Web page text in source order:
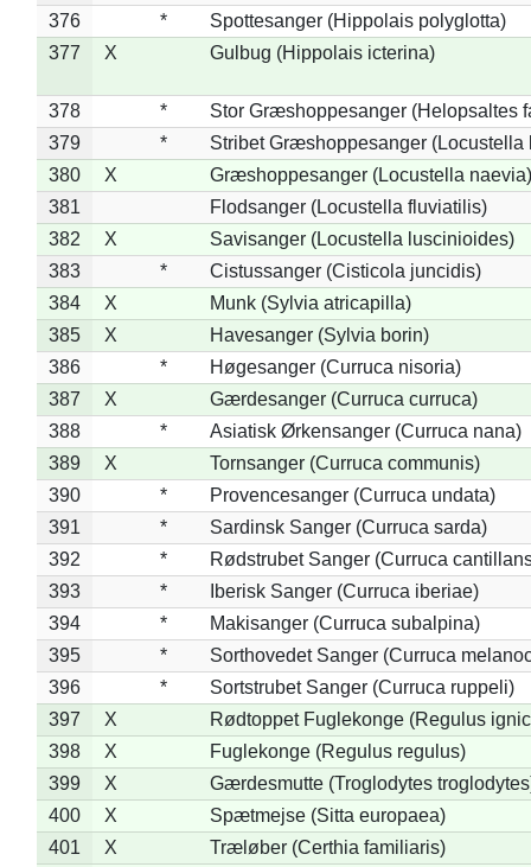
376
*
Spottesanger (Hippolais polyglotta)
377
X Gulbug (Hippolais icterina)
378 *
Stor Græshoppesanger (Helopsaltes
379
*
Stribet Græshoppesanger (Locustella
380
X
Græshoppesanger (Locustella naevia)
381
Flodsanger (Locustella fluviatilis)
382
X
Savisanger (Locustella luscinioides)
383
*
Cistussanger (Cisticola juncidis)
384
X
Munk (Sylvia atricapilla)
385
X
Havesanger (Sylvia borin)
386
*
Høgesanger (Curruca nisoria)
387
X
Gærdesanger (Curruca curruca)
388
*
Asiatisk Ørkensanger (Curruca nana)
389
X
Tornsanger (Curruca communis)
390
*
Provencesanger (Curruca undata)
391
*
Sardinsk Sanger (Curruca sarda)
392
*
Rødstrubet Sanger (Curruca
393
*
Iberisk Sanger (Curruca iberiae)
394
*
Makisanger (Curruca subalpina)
395
*
Sorthovedet Sanger (Curruca
396
*
Sortstrubet Sanger (Curruca ruppeli)
397
X
Rødtoppet Fuglekonge (Regulus
398
X
Fuglekonge (Regulus regulus)
399
X
Gærdesmutte (Troglodytes
400
X
Spætmejse (Sitta europaea)
401
X
Træløber (Certhia familiaris)